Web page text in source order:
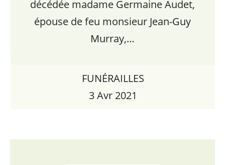
décédée madame Germaine Audet,
épouse de feu monsieur Jean-Guy
Murray,…
FUNÉRAILLES
3 Avr 2021